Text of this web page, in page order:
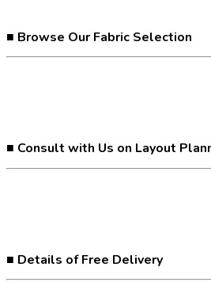
■ Browse Our Fabric Selection
■ Consult with Us on Layout
■ Details of Free Delivery